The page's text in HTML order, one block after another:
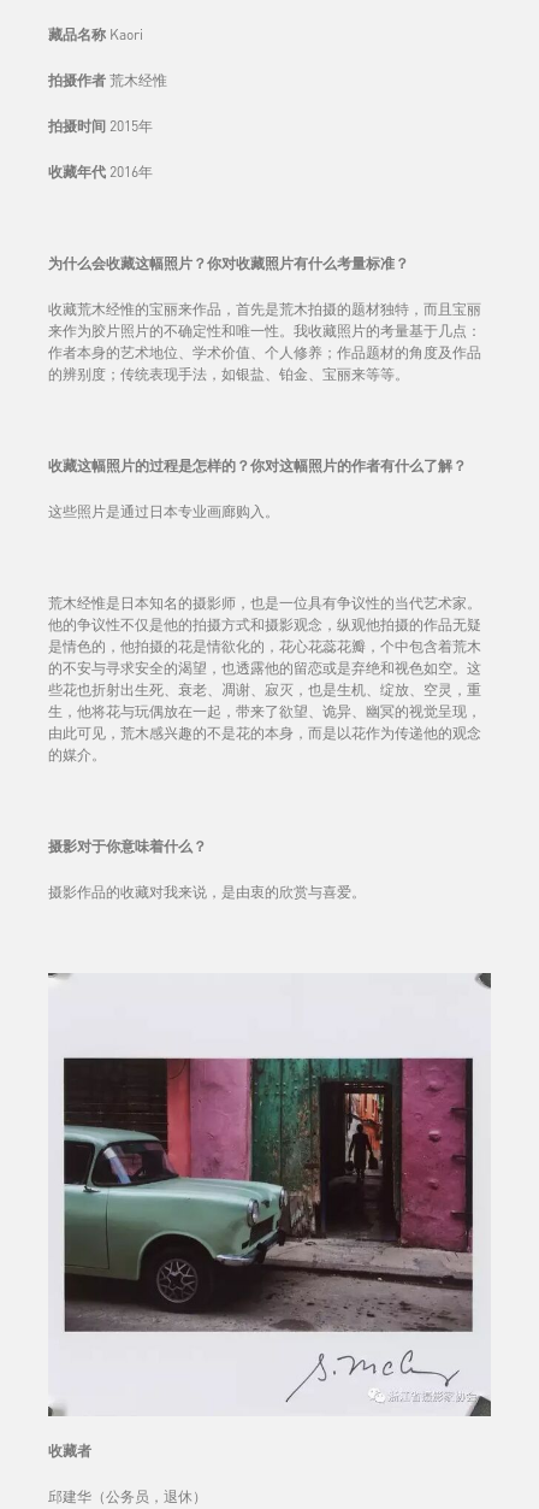
藏品名称 Kaori
拍摄作者 荒木经惟
拍摄时间 2015年
收藏年代 2016年
为什么会收藏这幅照片？你对收藏照片有什么考量标准？
收藏荒木经惟的宝丽来作品，首先是荒木拍摄的题材独特，而且宝丽
来作为胶片照片的不确定性和唯一性。我收藏照片的考量基于几点：
作者本身的艺术地位、学术价值、个人修养；作品题材的角度及作品
的辨别度；传统表现手法，如银盐、铂金、宝丽来等等。
收藏这幅照片的过程是怎样的？你对这幅照片的作者有什么了解？
这些照片是通过日本专业画廊购入。
荒木经惟是日本知名的摄影师，也是一位具有争议性的当代艺术家。
他的争议性不仅是他的拍摄方式和摄影观念，纵观他拍摄的作品无疑
是情色的，他拍摄的花是情欲化的，花心花蕊花瓣，个中包含着荒木
的不安与寻求安全的渴望，也透露他的留恋或是弃绝和视色如空。这
些花也折射出生死、衰老、凋谢、寂灭，也是生机、绽放、空灵，重
生，他将花与玩偶放在一起，带来了欲望、诡异、幽冥的视觉呈现，
由此可见，荒木感兴趣的不是花的本身，而是以花作为传递他的观念
的媒介。
摄影对于你意味着什么？
摄影作品的收藏对我来说，是由衷的欣赏与喜爱。
收藏者
邱建华（公务员，退休）